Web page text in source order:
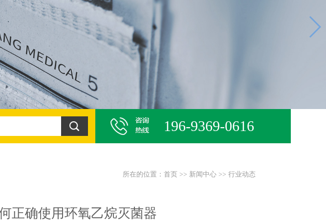
196-9369-0616
所在的位置： 首页 >> 新闻中心 >> 行业动态
正确使用环氧乙烷灭菌器